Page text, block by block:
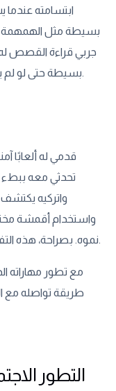
ابتسامته عندما
بسيطة مثل الهمهمة
جربي قراءة القصص
بسيطة حتى لو لم يرد بالكلام. كل هذا يحفز دماغه على التعلم.
قدمي له ألعابًا
تحدثي معه ببطء
واتركيه يكتشف
واستخدام أقمشة
نموه. بصراحة، هذه التفاصيل الصغيرة تصنع فرقًا كبيرًا في تطوره.
مع تطور مهاراته
طريقة تواصله مع
التطور